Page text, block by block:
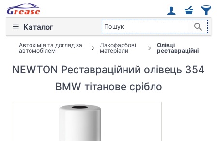
Каталог
Автохімія та догляд за
автомобілем
Лакофарбові
матеріали
Олівці
реставраційні
NEWTON Реставраційний олівець 354
BMW тітанове срібло